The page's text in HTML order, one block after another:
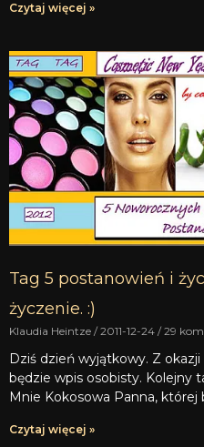
Czytaj więcej »
Tag 5 postanowień i
życzenie. :)
Klaudia Heintze 2011-12-24 29
Dziś dzień wyjątkowy. Z
będzie wpis osobisty. Kolejny
Mnie Kokosowa Panna,
Czytaj więcej »